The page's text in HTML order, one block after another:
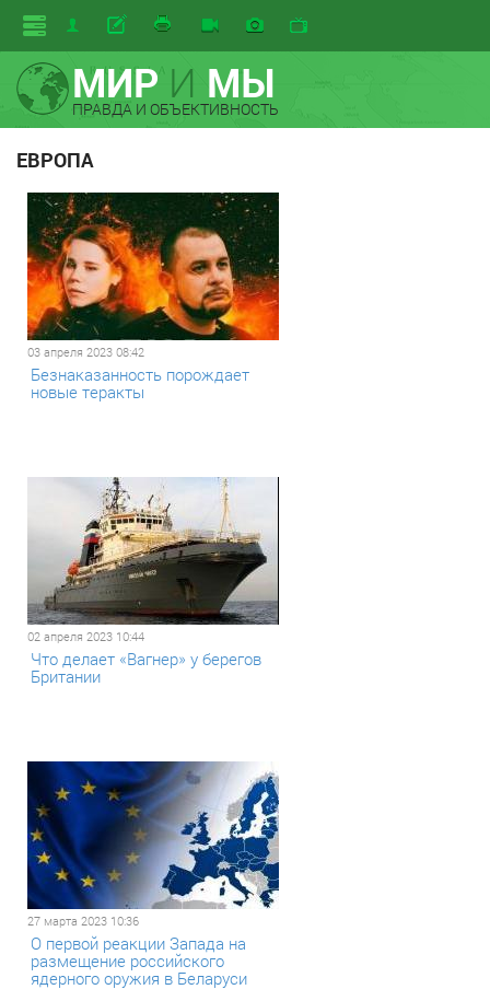
МИРИ МЫ
ПРАВДА И ОБЪЕКТИВНОСТЬ
ЕВРОПА
03 апреля 2023 08:42
Безнаказанность порождает
новые теракты
02 апреля 2023 10:44
Что делает «Вагнер» у берегов
Британии
27 марта 2023 10:36
О первой реакции Запада на
размещение российского
ядерного оружия в Беларуси